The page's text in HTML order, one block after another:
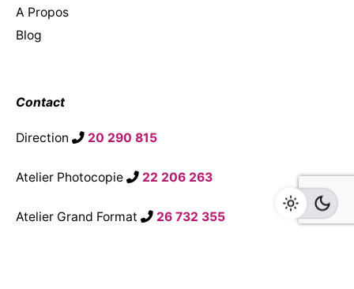
A Propos
Blog
Contact
Direction 20 290 815
Atelier Photocopie 22 206 263
Atelier Grand Format 26 732 355